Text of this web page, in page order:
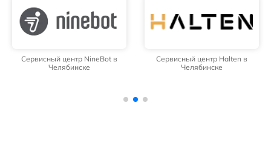
Сервисный центр NineBot в
Челябинске
Сервисный центр Halten в
Челябинске